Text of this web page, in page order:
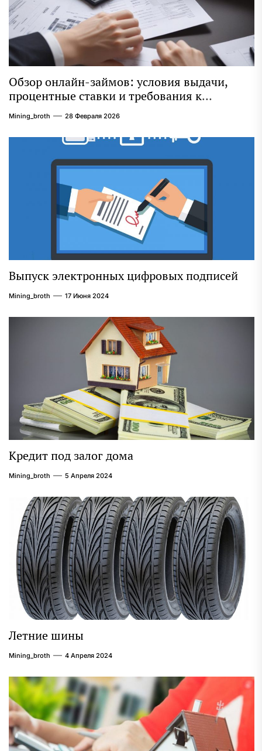
Обзор онлайн-займов: условия выдачи,
процентные ставки и требования к
заемщикам
Mining_broth 28 Февраля 2026
Выпуск электронных цифровых подписей
Mining_broth 17 Июня 2024
Кредит под залог дома
Mining_broth 5 Апреля 2024
Летние шины
Mining_broth 4 Апреля 2024